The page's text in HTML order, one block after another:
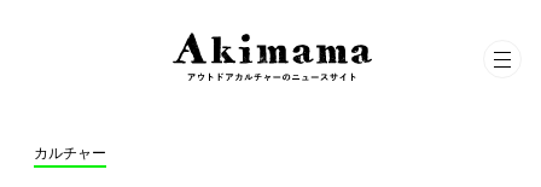
カルチャー